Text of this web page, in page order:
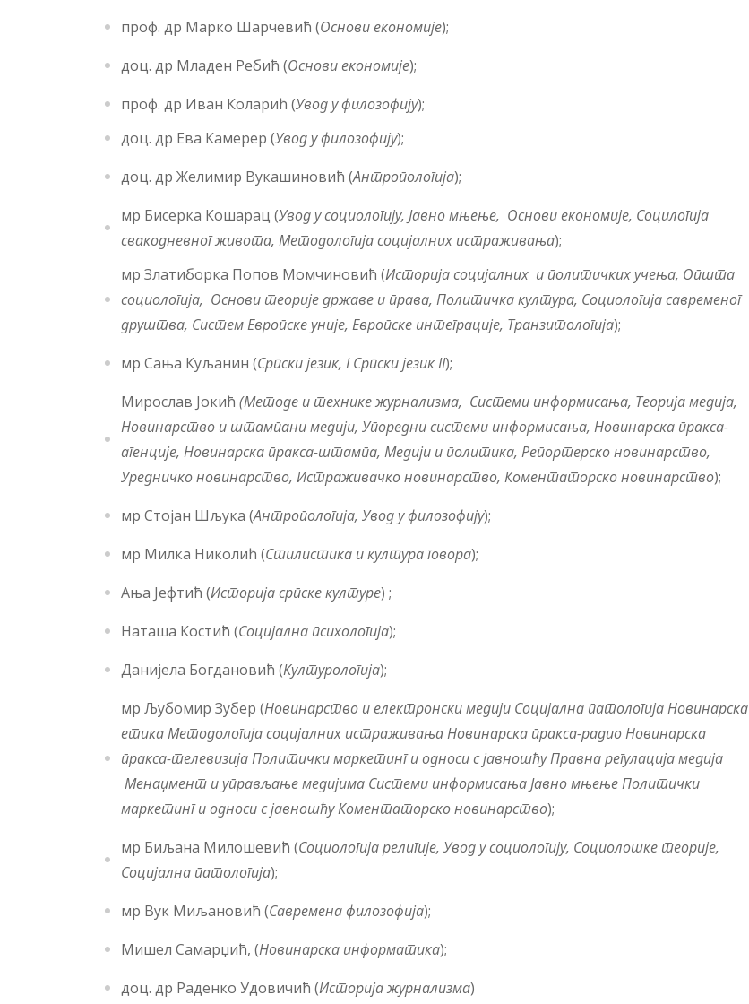
проф. др Марко Шарчевић (Основи економије);
доц. др Младен Ребић (Основи економије);
проф. др Иван Коларић (Увод у филозофију);
доц. др Ева Камерер (Увод у филозофију);
доц. др Желимир Вукашиновић (Антропoлогија);
мр Бисерка Кошарац (Увод у социологију, Јавно мњење, Основи економије, Социлогија
свакодневног живота, Методологија социјалних истраживања);
мр Златиборка Попов Момчиновић (Историја социјалних и политичких учења, Општа
социологија, Основи теорије државе и права, Политичка култура, Социологија савременог
друштва, Систем Европске уније, Европске интеграције, Транзитологија);
мр Сања Куљанин (Српски језик, IСрпски језик II);
Мирослав Јокић (Методе и технике журнализма, Системи информисања, Теорија медија,
Новинарство и штампани медији, Упоредни системи информисања, Новинарска пракса-
агенције, Новинарска пракса-штампа, Медији и политика, Репортерско новинарство,
Уредничко новинарство, Истраживачко новинарство, Коментаторско новинарство);
мр Стојан Шљука (Антропoлогија, Увод у филозофију);
мр Милка Николић (Стилистика и култура говора);
Ања Јефтић (Историја српске културе) ;
Наташа Костић (Социјална психологија);
Данијела Богдановић (Културологија);
мр Љубомир Зубер (Новинарство и електронски медији Социјална патологијаНовинарска
етикаМетодологија социјалних истраживањаНовинарска пракса-радио Новинарска
пракса-телевизијаПолитички маркетинг и односи с јавношћу Правна регулација медија
Менаџмент и управљање медијима Системи информисања Јавно мњењеПолитички
маркетинг и односи с јавношћу Коментаторско новинарство);
мр Биљана Милошевић (Социологија религије, Увод у социологију, Социолошке теорије,
Социјална патологија);
мр Вук Миљановић (Савремена филозофија);
Мишел Самарџић, (Новинарска информатика);
доц. др Раденко Удовичић (Историја журнализма)